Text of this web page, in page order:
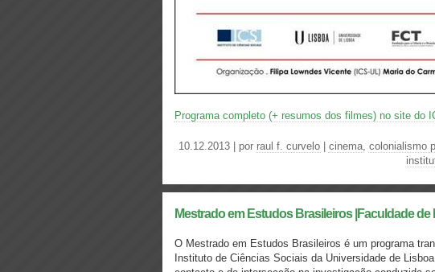
Programa completo (+ resumos dos filmes) no site do
10.12.2013 | por raul f. curvelo cinema, colonialismo
Mestrado em Estudos Brasileiros |Faculdade
O Mestrado em Estudos Brasileiros é um programa
Instituto de Ciências Sociais da Universidade de